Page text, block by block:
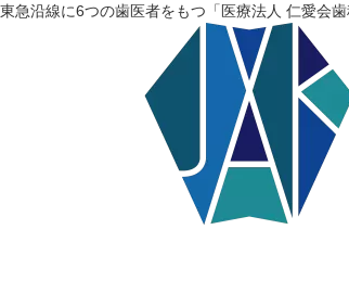
東急沿線に6つの歯医者をもつ「医療法人 仁愛会歯